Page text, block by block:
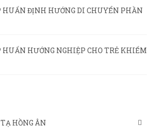
HUẤN ĐỊNH HƯỚNG DI CHUYỂN PHẦN
HUẤN HƯỚNG NGHIỆP CHO TRẺ KHIẾM
HỒNG ÂN